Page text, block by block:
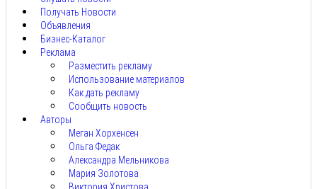
Получать Новости
Объявления
Бизнес-Каталог
Реклама
Разместить рекламу
Использование материалов
Как дать рекламу
Сообщить новость
Авторы
Меган Хорхенсен
Ольга Федак
Александра Мельникова
Мария Золотова